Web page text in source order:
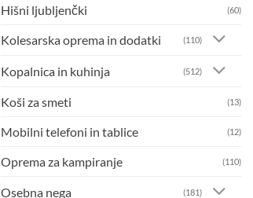
Hišni ljubljenčki (60)
Kolesarska oprema in dodatki (110)
Kopalnica in kuhinja (512)
Koši za smeti (13)
Mobilni telefoni in tablice (12)
Oprema za kampiranje (110)
Osebna nega (181)